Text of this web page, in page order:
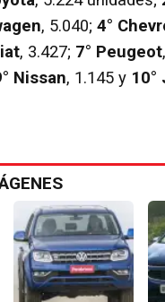
, 5.040; 4°
, 3.427; 7° Peugeot
Nissan, 1.145 y 10°